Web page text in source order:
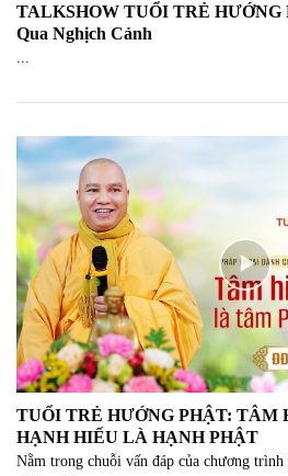
THẦY
tổ chức Phật
PHẬT SỰ TẢN
Tại sao Lễ Phật
PHẬT"
PHẬT SỰ TẢN
Khi Đến Chùa
Đúng | Thượng
PHẬT SỰ TẢN
TALKSHOW TUỔI TRẺ HƯỚNG
Qua Nghịch Cảnh
...
TUỔI TRẺ HƯỚNG PHẬT: TÂM
HẠNH HIẾU LÀ HẠNH PHẬT
Nằm trong chuỗi vấn đáp của chương